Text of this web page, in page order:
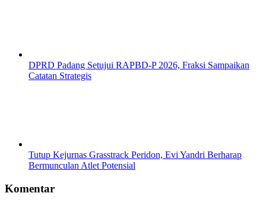
DPRD Padang Setujui RAPBD-P 2026, Fraksi Sampaikan
Catatan Strategis
Tutup Kejurnas Grasstrack Peridon, Evi Yandri Berharap
Bermunculan Atlet Potensial
Komentar